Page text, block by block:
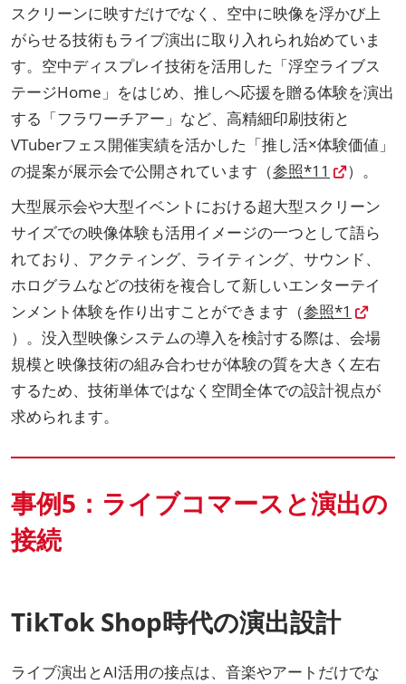
スクリーンに映すだけでなく、空中に映像を浮かび上
がらせる技術もライブ演出に取り入れられ始めていま
す。空中ディスプレイ技術を活用した「浮空ライブス
テージHome」をはじめ、推しへ応援を贈る体験を演出
する「フラワーチアー」など、高精細印刷技術と
VTuberフェス開催実績を活かした「推し活×体験価値」
の提案が展示会で公開されています（参照*11
）。
大型展示会や大型イベントにおける超大型スクリーン
サイズでの映像体験も活用イメージの一つとして語ら
れており、アクティング、ライティング、サウンド、
ホログラムなどの技術を複合して新しいエンターテイ
ンメント体験を作り出すことができます（参照*1
）。没入型映像システムの導入を検討する際は、会場
規模と映像技術の組み合わせが体験の質を大きく左右
するため、技術単体ではなく空間全体での設計視点が
求められます。
事例5：ライブコマースと演出の
接続
TikTok Shop時代の演出設計
ライブ演出とAI活用の接点は、音楽やアートだけでな